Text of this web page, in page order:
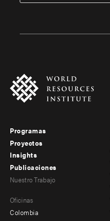
Footer
menu
-
Programas
Proyectos
Insights
Publicaciones
menu
Nuestro Trabajo
Oficinas
Colombia